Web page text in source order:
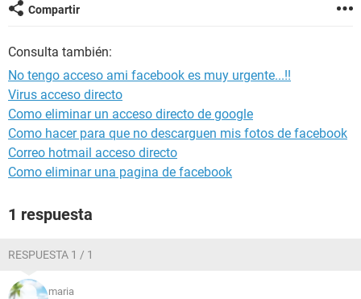
Compartir
Consulta también:
No tengo acceso ami facebook es muy urgente...!!
Virus acceso directo
Como eliminar un acceso directo de google
Como hacer para que no descarguen mis fotos de facebook
Correo hotmail acceso directo
Como eliminar una pagina de facebook
1 respuesta
RESPUESTA 1 / 1
maria